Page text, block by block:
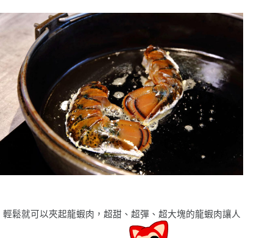
輕鬆就可以夾起龍蝦肉，超甜、超彈、超大塊的龍蝦肉讓人